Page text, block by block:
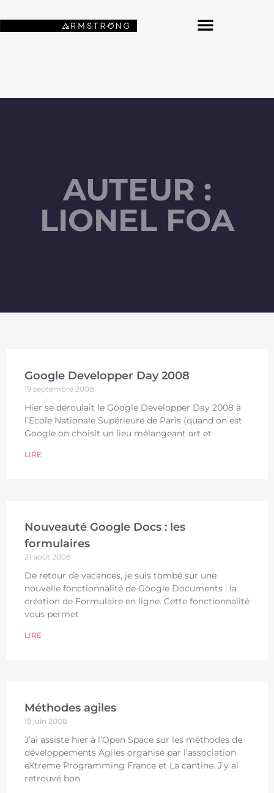
AUTEUR :
LIONEL FOA
Google Developper Day 2008
19 septembre 2008
Hier se déroulait le Google Developper Day 2008 à
l’Ecole Nationale Supérieure de Paris (quand on est
Google on choisît un lieu mélangeant art et
LIRE
Nouveauté Google Docs : les
formulaires
21 août 2008
De retour de vacances, je suis tombé sur une
nouvelle fonctionnalité de Google Documents : la
création de Formulaire en ligne. Cette fonctionnalité
vous permet
LIRE
Méthodes agiles
19 juin 2008
J’ai assisté hier à l’Open Space sur les méthodes de
développements Agiles organisé par l’association
eXtreme Programming France et La cantine. J’y ai
retrouvé bon